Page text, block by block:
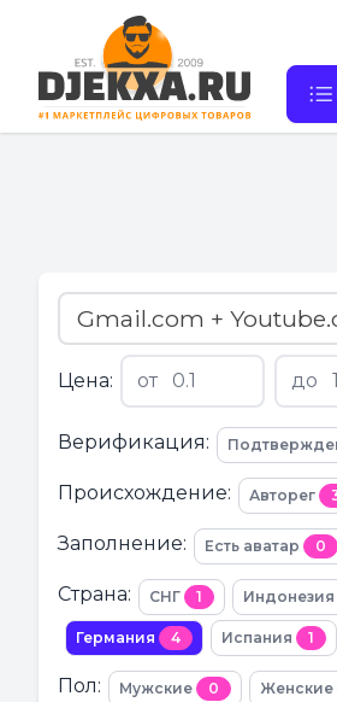
Gmail.com +
Цена: от до
Верификация:
Происхождение: Авторег
Заполнение: Есть аватар 0
Страна: СНГ 1 Индонезия
Германия 4 Испания 1
Пол: Мужские 0 Женские